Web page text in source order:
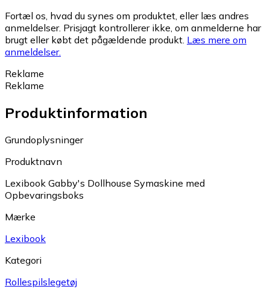
Fortæl os, hvad du synes om produktet, eller læs andres
anmeldelser. Prisjagt kontrollerer ikke, om anmelderne har
brugt eller købt det pågældende produkt. Læs mere om
anmeldelser.
Reklame
Reklame
Produktinformation
Grundoplysninger
Produktnavn
Lexibook Gabby's Dollhouse Symaskine med
Opbevaringsboks
Mærke
Lexibook
Kategori
Rollespilslegetøj